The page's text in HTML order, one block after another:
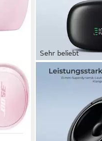
Sehr beliebt
VSIUO
2026 TWS
Kabellos Earbuds
In-Ear-Kopfhörer
Bluetooth, Funk
10000 Std. max.
Sitzart